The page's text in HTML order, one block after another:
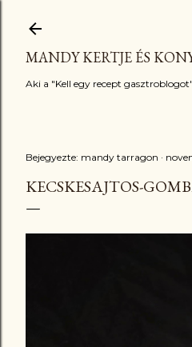
MANDY KERTJE ÉS
Aki a "Kell egy recept
Bejegyezte: mandy tarragon
KECSKESAJTOS-